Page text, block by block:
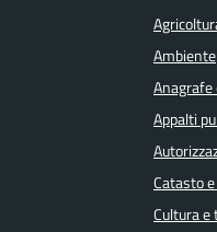
Ambiente
Appalti
Catasto
Cultura e